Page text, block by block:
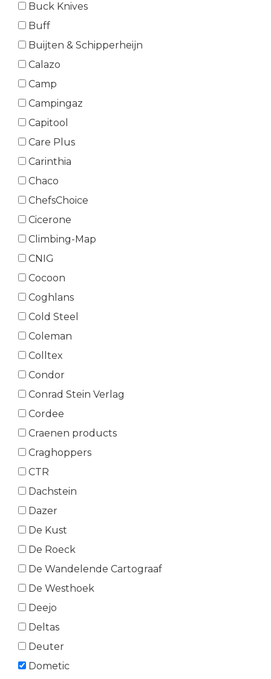
Buck Knives
Buff
Buijten & Schipperheijn
Calazo
Camp
Campingaz
Capitool
Care Plus
Carinthia
Chaco
ChefsChoice
Cicerone
Climbing-Map
CNIG
Cocoon
Coghlans
Cold Steel
Coleman
Colltex
Condor
Conrad Stein Verlag
Cordee
Craenen products
Craghoppers
CTR
Dachstein
Dazer
De Kust
De Roeck
De Wandelende Cartograaf
De Westhoek
Deejo
Deltas
Deuter
Dometic